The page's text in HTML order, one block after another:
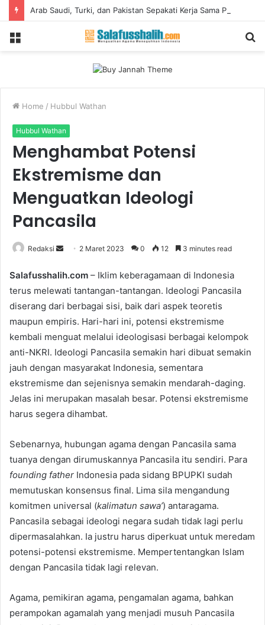
Home / Hubbul Wathan
Hubbul Wathan
Menghambat Potensi
Ekstremisme dan
Menguatkan Ideologi
Pancasila
Redaksi
n
d
a
n
e
2 Maret 2023 0 12 3 minutes read
Salafusshalih.com – Iklim keberagamaan di Indonesia
terus melewati tantangan-tantangan. Ideologi Pancasila
diserang dari berbagai sisi, baik dari aspek teoretis
maupun empiris. Hari-hari ini, potensi ekstremisme
kembali menguat melalui ideologisasi berbagai kelompok
anti-NKRI. Ideologi Pancasila semakin hari dibuat semakin
jauh dengan masyarakat Indonesia, sementara
ekstremisme dan sejenisnya semakin mendarah-daging.
Jelas ini merupakan masalah besar. Potensi ekstremisme
harus segera dihambat.
Sebenarnya, hubungan agama dengan Pancasila sama
tuanya dengan dirumuskannya Pancasila itu sendiri. Para
founding father Indonesia pada sidang BPUPKI sudah
memutuskan konsensus final. Lima sila mengandung
komitmen universal (kalimatun sawa’) antaragama.
Pancasila sebagai ideologi negara sudah tidak lagi perlu
dipermasalahkan. Ia justru harus diperkuat untuk meredam
potensi-potensi ekstremisme. Mempertentangkan Islam
dengan Pancasila tidak lagi relevan.
Agama, pemikiran agama, pengamalan agama, bahkan
perampokan agamalah yang menjadi musuh Pancasila